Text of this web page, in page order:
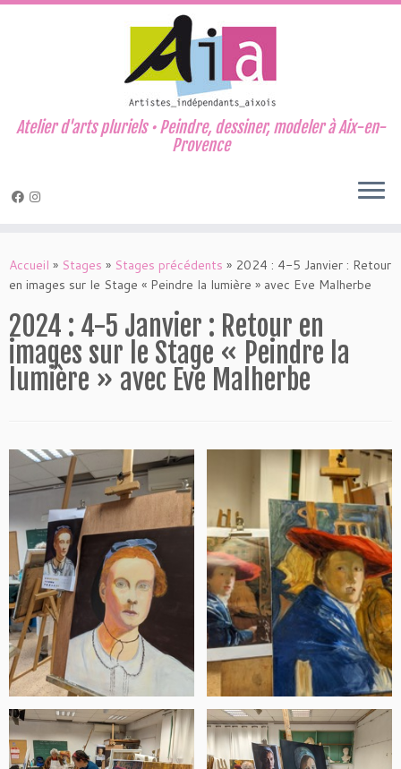
au
contenu
Atelier d'arts pluriels • Peindre, dessiner, modeler à Aix-en-
Provence
Accueil » Stages » Stages précédents » 2024 : 4-5 Janvier : Retour
en images sur le Stage « Peindre la lumière » avec Eve Malherbe
2024 : 4-5 Janvier : Retour en
images sur le Stage « Peindre la
lumière » avec Eve Malherbe